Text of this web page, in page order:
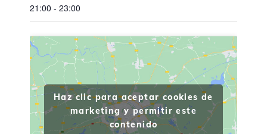
21:00 - 23:00
Haz clic para aceptar cookies de
marketing y permitir este
contenido